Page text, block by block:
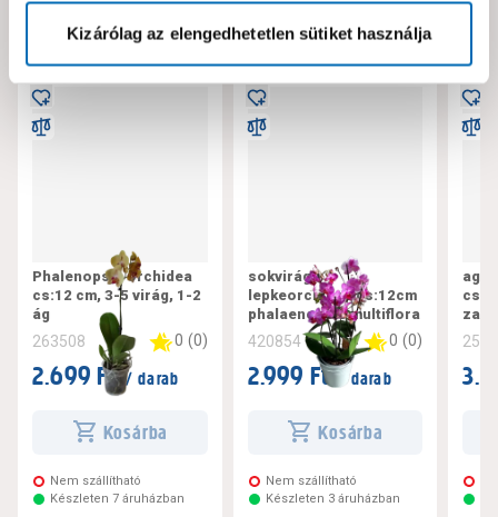
Kizárólag az elengedhetetlen sütiket használja
Phalenopsis orchidea
cs:12 cm, 3-5 virág, 1-2
ág
263508 0 (0)
2.699 Ft / darab
Kosárba
Nem szállítható
Készleten 7 áruházban
sokvirágú
lepkeorchidea cs:12cm
phalaenopsis multiflora
420854 0 (0)
2.999 Ft / darab
Kosárba
Nem szállítható
Készleten 3 áruházban